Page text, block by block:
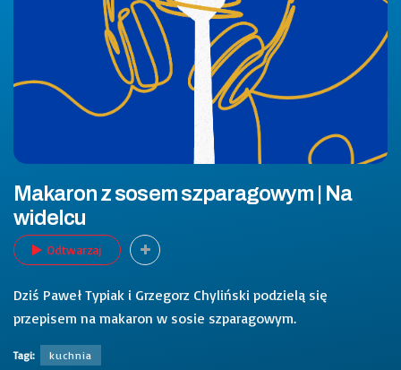
Makaron z sosem szparagowym | Na
widelcu
Odtwarzaj
Dziś Paweł Typiak i Grzegorz Chyliński podzielą się
przepisem na makaron w sosie szparagowym.
Tagi: kuchnia